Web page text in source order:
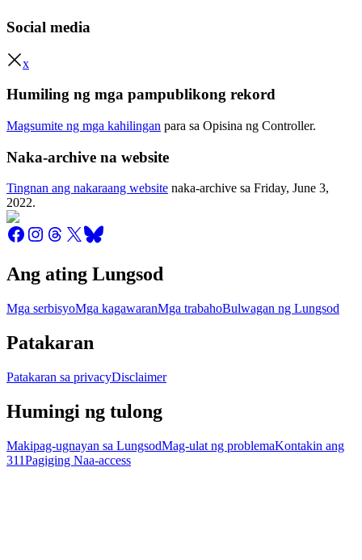
Social media
x
Humiling ng mga pampublikong rekord
Magsumite ng mga kahilingan para sa Opisina ng Controller.
Naka-archive na website
Tingnan ang nakaraang website naka-archive sa Friday, June 3,
2022.
Ang ating Lungsod
Mga serbisyoMga kagawaranMga trabahoBulwagan ng Lungsod
Patakaran
Patakaran sa privacyDisclaimer
Humingi ng tulong
Makipag-ugnayan sa LungsodMag-ulat ng problemaKontakin ang
311Pagiging Naa-access